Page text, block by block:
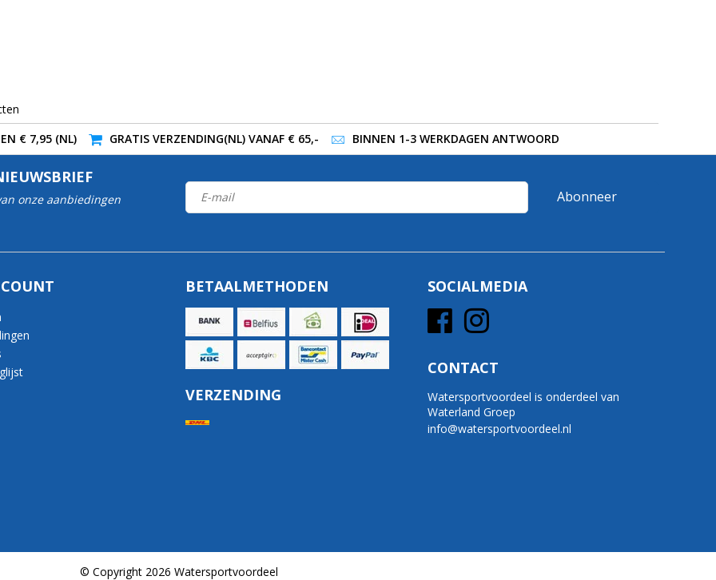
€ 7,95 (NL)
GRATIS VERZENDING(NL) VANAF € 65,- BINNEN 1-3 WERKDAGEN ANTWOORD
onze aanbiedingen Abonneer
BETAALMETHODEN
VERZENDING
SOCIALMEDIA
CONTACT
Watersportvoordeel is onderdeel van
Waterland Groep
info@watersportvoordeel.nl
© Copyright 2026 Watersportvoordeel